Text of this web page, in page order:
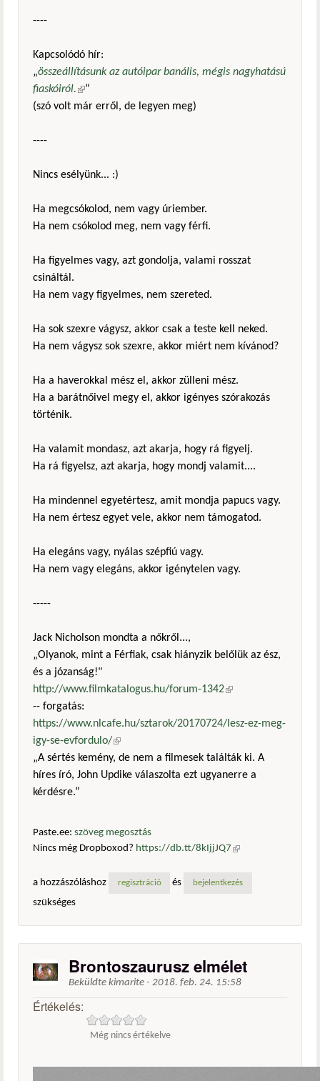
----
Kapcsolódó hír:
„összeállításunk az autóipar banális, mégis nagyhatású
fiaskóiról.(külső hivatkozás)
”
(szó volt már erről, de legyen meg)
----
Nincs esélyünk... :)
Ha megcsókolod, nem vagy úriember.
Ha nem csókolod meg, nem vagy férfi.
Ha figyelmes vagy, azt gondolja, valami rosszat
csináltál.
Ha nem vagy figyelmes, nem szereted.
Ha sok szexre vágysz, akkor csak a teste kell neked.
Ha nem vágysz sok szexre, akkor miért nem kívánod?
Ha a haverokkal mész el, akkor zülleni mész.
Ha a barátnőivel megy el, akkor igényes szórakozás
történik.
Ha valamit mondasz, azt akarja, hogy rá figyelj.
Ha rá figyelsz, azt akarja, hogy mondj valamit....
Ha mindennel egyetértesz, amit mondja papucs vagy.
Ha nem értesz egyet vele, akkor nem támogatod.
Ha elegáns vagy, nyálas szépfiú vagy.
Ha nem vagy elegáns, akkor igénytelen vagy.
-----
Jack Nicholson mondta a nőkről...,
„Olyanok, mint a Férfiak, csak hiányzik belőlük az ész,
és a józanság!"
http://www.filmkatalogus.hu/forum-1342(külső
-- forgatás:
https://www.nlcafe.hu/sztarok/20170724/lesz-ez-meg-
igy-se-evfordulo/(külső hivatkozás)
„A sértés kemény, de nem a filmesek találták ki. A
híres író, John Updike válaszolta ezt ugyanerre a
kérdésre.”
Paste.ee: szöveg megosztás
Nincs még Dropboxod? https://db.tt/8kIjjJQ7 (külső
a hozzászóláshoz
regisztráció és bejelentkezés
szükséges
Brontoszaurusz elmélet
Beküldte kimarite - 2018. feb. 24. 15:58
Értékelés:
Még nincs értékelve